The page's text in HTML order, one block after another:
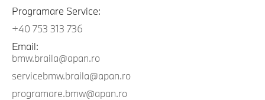
Programare Service:
+40 753 313 736
Email:
bmw.braila@apan.ro
servicebmw.braila@apan.ro
programare.bmw@apan.ro